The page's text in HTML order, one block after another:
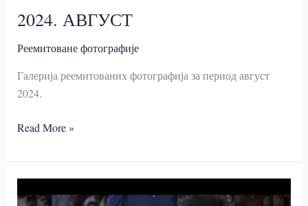
2024. АВГУСТ
Реемитоване фотографије
Галерија реемитованих фотографија за период август
2024.
2024.
Read More »